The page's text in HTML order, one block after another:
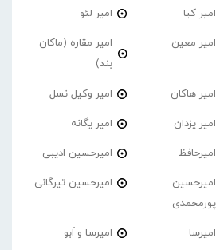
امیر کیا امیر لئو
امیر معین
امیر مقاره (ماکان
بند)
امیر هاکان امیر وکیل نسل
امیر یزدان امیر یگانه
امیرحافظ امیرحسین ادیبی
امیرحسین
پورمحمدی
امیرحسین تیرگانی
امیرسا امیرسا و اَبو